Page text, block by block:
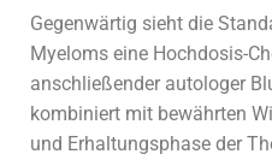
Gegenwärtig sieht die
Myeloms eine Hochdosis-
anschließender autologer
kombiniert mit bewährten
und Erhaltungsphase der